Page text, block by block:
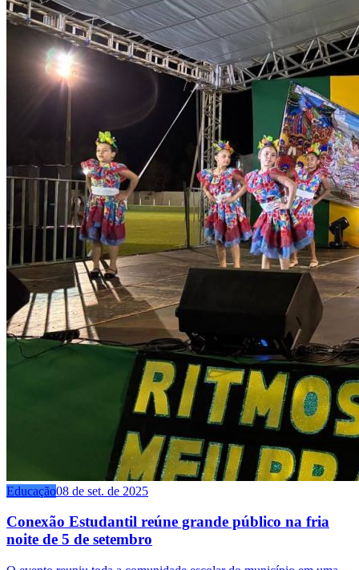
Educação08 de set. de 2025
Conexão Estudantil reúne grande público na fria
noite de 5 de setembro